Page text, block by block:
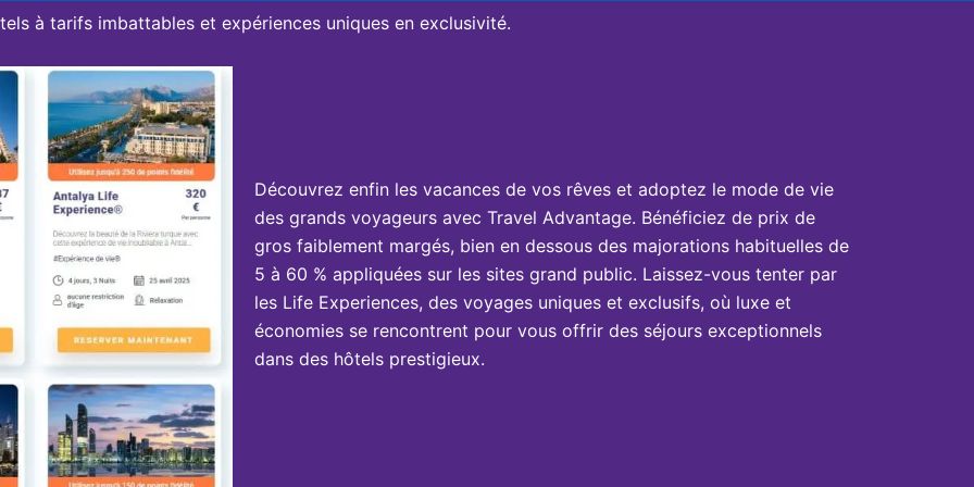
à tarifs imbattables et expériences uniques en exclusivité.
Découvrez enfin les vacances de vos rêves et adoptez le mode de vie
des grands voyageurs avec Travel Advantage. Bénéficiez de prix de
gros faiblement margés, bien en dessous des majorations habituelles de
5 à 60 % appliquées sur les sites grand public. Laissez-vous tenter par
les Life Experiences, des voyages uniques et exclusifs, où luxe et
économies se rencontrent pour vous offrir des séjours exceptionnels
dans des hôtels prestigieux.